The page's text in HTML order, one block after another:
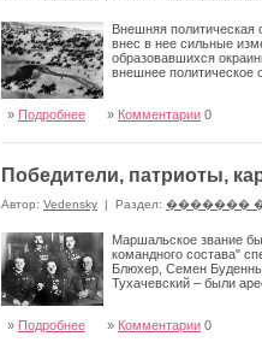
Внешняя политическая
внес в нее сильные
образовавшихся
внешнее
» Подробнее » Комментарии 0
Победители, патриоты,
Автор: Vedensky | Раздел: �������
Маршальское звание
командного состава"
Блюхер, Семен
Тухачевский – были
» Подробнее » Комментарии 0